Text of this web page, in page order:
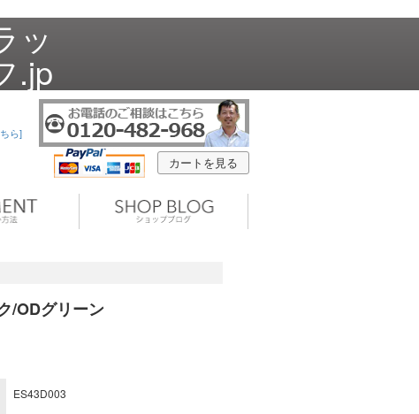
ッ
.jp
カートを見る
ら]
/ODグリーン
ES43D003